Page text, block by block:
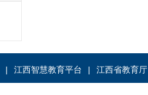
江西智慧教育平台 江西省教育厅